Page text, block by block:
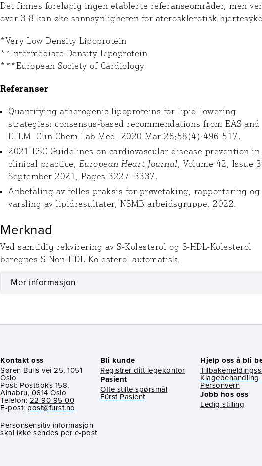
Det finnes foreløpig ingen etablerte referanseområder, men
over 3.8 kan øke sannsynligheten for aterosklerotisk
*Very Low Density Lipoprotein
**Intermediate Density Lipoprotein
***European Society of Cardiology
Referanser
Quantifying atherogenic lipoproteins for lipid-lowering
strategies: consensus-based recommendations from EAS and
EFLM. Clin Chem Lab Med. 2020 Mar 26;58(4):496-517.
2021 ESC Guidelines on cardiovascular disease prevention in
clinical practice, European Heart Journal, Volume 42, Issue
September 2021, Pages 3227–3337.
Anbefaling av felles praksis for prøvetaking, rapportering og
varsling av lipidresultater, NSMB arbeidsgruppe, 2022.
Merknad
Ved samtidig rekvirering av S-Kolesterol og S-HDL-Kolesterol
beregnes S-Non-HDL-Kolesterol automatisk.
Mer informasjon
Kontakt oss
Søren Bulls vei 25, 1051
Oslo
Post: Postboks 158,
Alnabru, 0614 Oslo
Telefon: 22 90 95 00
E-post: post@furst.no
Personsensitiv informasjon
skal ikke sendes per e-post
Bli kunde
Registrer ditt legekontor
Pasient
Ofte stilte spørsmål
Fürst Pasient
Hjelp oss å bli
Klagebehandling
Personvern
Jobb hos oss
Ledig stilling